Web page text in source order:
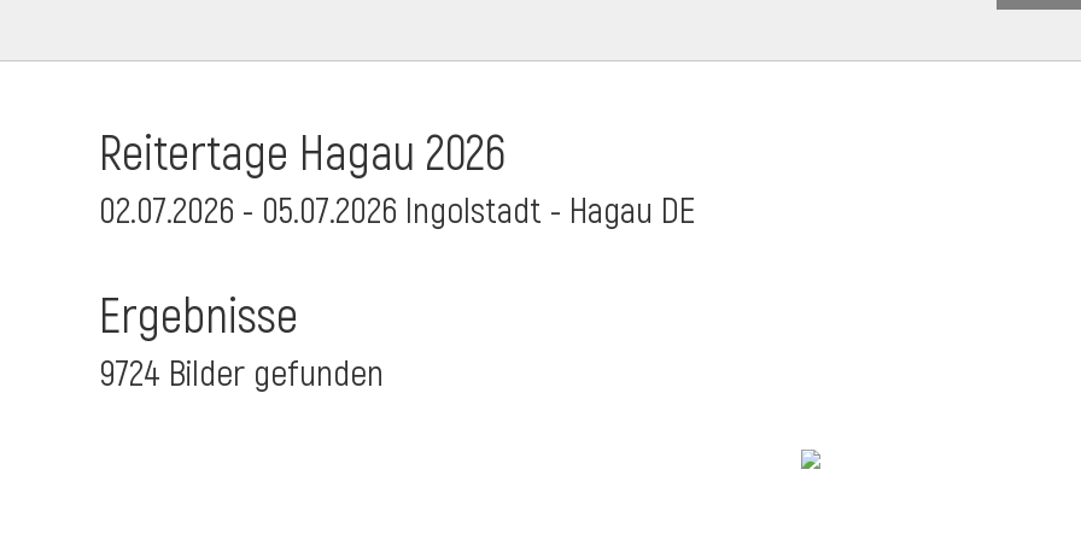
Reitertage Hagau 2026
02.07.2026 - 05.07.2026 Ingolstadt - Hagau DE
Ergebnisse
9724 Bilder gefunden